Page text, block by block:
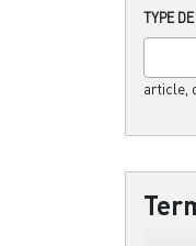
TYPE
article,